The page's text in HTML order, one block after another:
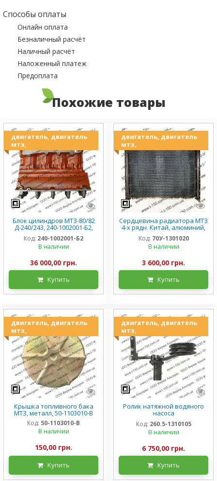
Способы оплаты
Онлайн оплата
Безналичный расчёт
Наличный расчёт
Наложенный платеж
Предоплата
Похожие товары
двигатель, двигатель
мтз,
Блок цилиндров МТЗ-80/82
Д-240/243, 240-1002001-Б2,
Код: 240-1002001-Б2
В наличии
36 000,00 грн.
Купить
двигатель, двигатель
мтз,
Сердцевина радиатора МТЗ
4-х рядн. Китай, алюминий,
Код: 70У-1301020
В наличии
3 600,00 грн.
Купить
двигатель, двигатель
мтз,
Крышка топливного бака
МТЗ, металл, 50-1103010-В
Код: 50-1103010-В
В наличии
150,00 грн.
Купить
двигатель, двигатель
мтз,
Ролик натяжной водяного
насоса
МТЗ-1221/1523/2022/2122
Д-260.4, 2х ручейный, 260.5-
1310105
Код: 260.5-1310105
В наличии
6 750,00 грн.
Купить